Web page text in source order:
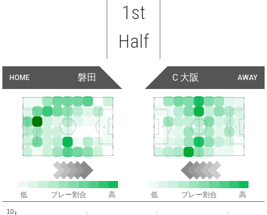
1st
Half
HOME 磐田 AWAY
Ｃ大阪
低 プレー割合 高 低 プレー割合 高
10